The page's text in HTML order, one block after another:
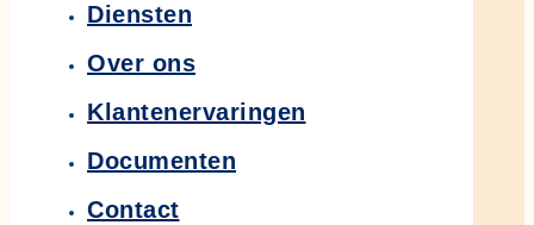
Diensten
Over ons
Klantenervaringen
Documenten
Contact